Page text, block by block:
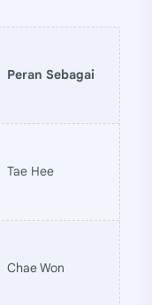
Peran Sebagai
Tae Hee
Chae Won